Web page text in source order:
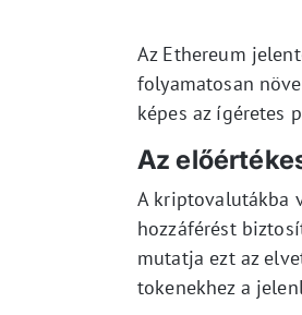
Az Ethereum
folyamatosan
képes az ígéretes
Az
A kriptovalutákba
hozzáférést
mutatja ezt az
tokenekhez a